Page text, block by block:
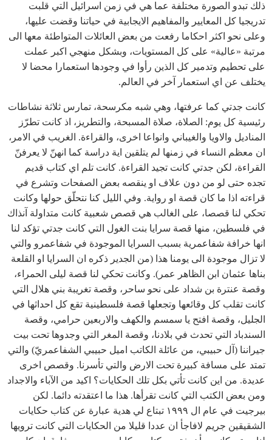
ذلك تبدو الصورة مختلفة عما هي في زمن اسرائيل التي قلبت
تدريجيا كل المعايير والمفاهيم الايجابية في حياتنا وقضت عليها،
وعلى نحو اكثر احكاما رفعت من بعض العائلات المتواطئة معها الى
مرتبة «عالية» على كل المستويات، وبشكل منهجي اكبر عملت
على تحطيم وتدمير كل الذين رأوا في وجودها استعمارا محضا لا
يختلف عن اي استعمار آخر في العالم.
كانت جدتي كما عرفتها، وهي شبه مكرسحة، تمارس ثلاثة نشاطات
رئيسية كل يوم: الصلاة، صلاة المسبحة، والتطريز، اذ كانت تطرّز
المناديل والاويا والغيباني وانواعا اخرى، والقراءة. الغريب في الامر،
ان معظم النساء في زمنها لم يتلقين اية دراسة كما انهنّ لا يعرفنّ
القراءة، لكن جدتي كانت تجيد القراءة. كانت تلم اي كتاب قديم
تجده حتى لو من دون علاف او ينقصه بعض الصفحات وتشرع في
قراءته اذا ما كان قصة او رواية. وفي الليل كنا نتحلّق حولها وكانت
تحكي لنا قصصا، على الغالب هي قصص شعبية كانت متداولة آنذاك
في فلسطين، منها قصة سرايا بنت الغول التي كانت جدتي تؤكد لنا
انها خرافة شفاعمرية بسبب السرايا الموجودة في شفاعمرو والتي
لا تزال موجودة الى يومنا هذا (من الجدير ذكره ان السرايا او القلعة
بناها عثمان ابن الظاهر عمر). وكانت تحكي لنا قصة ليلى الحمراء،
وقصة عنترة بن شداد على نحو ساحر، وقصة تغريبة بني هلال التي
كانت تقلب كل وقائعها وتجعلها قصة فلسطينية تقع كل احداثها في
الجليل، وقصة افتح يا سمسم والكهف والاربعين حرامي، وقصة
السندباد التي تحدث في بلادنا، وقصة المغر التي وجدوها تحت بيت
جيراننا (آل حبيبي، من عائلة الكاتب اميل حبيبي الشفاعمريّ) والتي
تمتد على مسافة كبيرة تحت الارض والتي تأسرنا. وقصص اخرى
عديدة. من اين كانت تأتي بكل تلك الحكايات؟ اكيد من الآباء والاجداد
ومن بعض الكتب التي كانت تقرأها. هذا ما اعتقدته دائما. لكن
بيرجيت في عام ال ١٩٩٩ تبتاع لي هدية عبارة عن كتاب حكايات
الشقيقين جريم لافاجأ ان عددا قليلا من الحكايات التي كانت ترويها